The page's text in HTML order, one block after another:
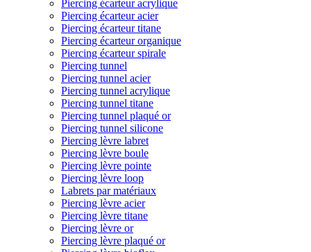
Piercing écarteur acrylique
Piercing écarteur acier
Piercing écarteur titane
Piercing écarteur organique
Piercing écarteur spirale
Piercing tunnel
Piercing tunnel acier
Piercing tunnel acrylique
Piercing tunnel titane
Piercing tunnel plaqué or
Piercing tunnel silicone
Piercing lèvre labret
Piercing lèvre boule
Piercing lèvre pointe
Piercing lèvre loop
Labrets par matériaux
Piercing lèvre acier
Piercing lèvre titane
Piercing lèvre or
Piercing lèvre plaqué or